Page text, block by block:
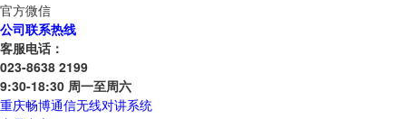
官方微信
公司联系热线
客服电话：
023-8638 2199
9:30-18:30 周一至周六
重庆畅博通信无线对讲系统